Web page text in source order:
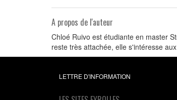
A propos de l'auteur
Chloé Ruivo est étudiante en master
reste très attachée, elle s'intéresse
LETTRE D'INFORMATION